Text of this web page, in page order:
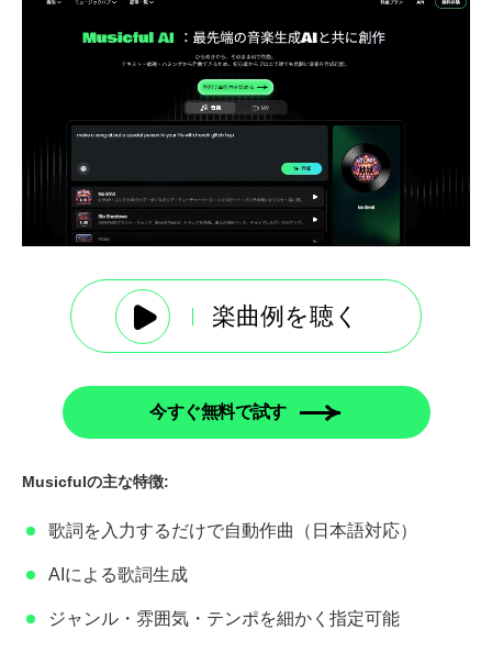
楽曲例を聴く
今すぐ無料で試す
Musicfulの主な特徴:
歌詞を入力するだけで自動作曲（日本語対応）
AIによる歌詞生成
ジャンル・雰囲気・テンポを細かく指定可能